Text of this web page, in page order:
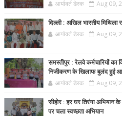
आर्यावर्त डेस्क Aug 09,
दिल्ली : अखिल भारतीय मिथिला
आर्यावर्त डेस्क Aug 09,
समस्तीपुर : रेलवे कर्मचारियों
निजीकरण के खिलाफ बुलंद हुई
आर्यावर्त डेस्क Aug 09,
सीहोर : हर घर तिरंगा अभियान
पर चला स्वच्छता अभियान